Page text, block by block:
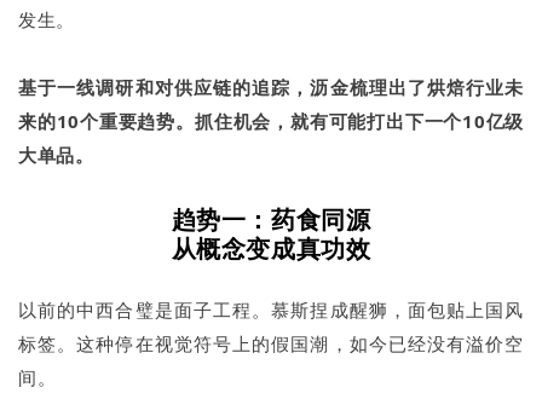
发生。
基于一线调研和对供应链的追踪，沥金梳理出了烘焙行业未
来的10个重要趋势。抓住机会，就有可能打出下一个10亿级
大单品。
趋势一：药食同源
从概念变成真功效
以前的中西合璧是面子工程。慕斯捏成醒狮，面包贴上国风
标签。这种停在视觉符号上的假国潮，如今已经没有溢价空
间。